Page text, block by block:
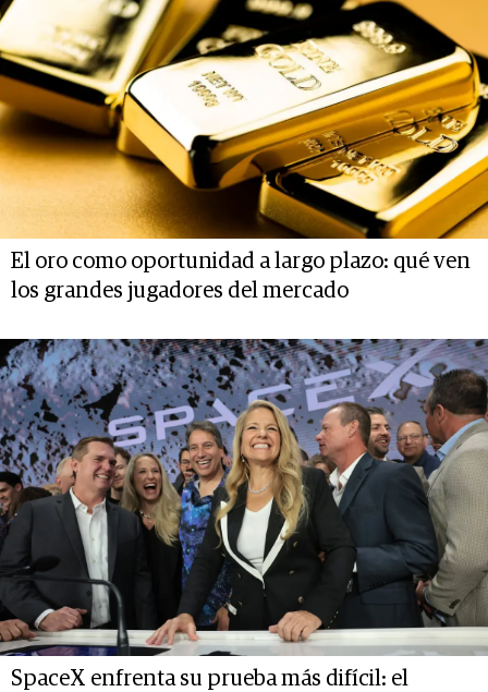
El oro como oportunidad a largo plazo: qué ven
los grandes jugadores del mercado
SpaceX enfrenta su prueba más difícil: el